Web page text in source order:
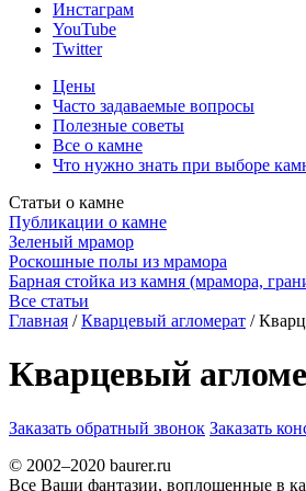
Инстаграм
YouTube
Twitter
Цены
Часто задаваемые вопросы
Полезные советы
Все о камне
Что нужно знать при выборе
Статьи о камне
Публикации о камне
Зеленый мрамор
Роскошные полы из мрамора
Барная стойка из камня (мрамора,
Все статьи
Главная / Кварцевый агломерат /
Кварцевый
Заказать обратный звонок Заказать
© 2002–2020 baurer.ru
Все Ваши фантазии, воплощенные в